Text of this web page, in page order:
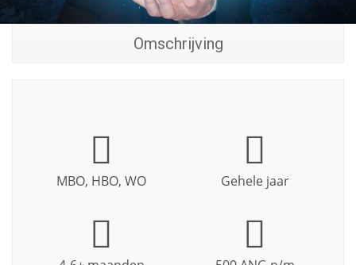
Omschrijving
MBO, HBO, WO Gehele jaar